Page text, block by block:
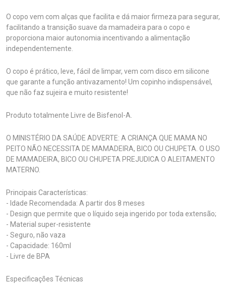
O copo vem com alças que facilita e dá maior firmeza para segurar,
facilitando a transição suave da mamadeira para o copo e
proporciona maior autonomia incentivando a alimentação
independentemente.
O copo é prático, leve, fácil de limpar, vem com disco em silicone
que garante a função antivazamento! Um copinho indispensável,
que não faz sujeira e muito resistente!
Produto totalmente Livre de Bisfenol-A.
O MINISTÉRIO DA SAÚDE ADVERTE: A CRIANÇA QUE MAMA NO
PEITO NÃO NECESSITA DE MAMADEIRA, BICO OU CHUPETA. O USO
DE MAMADEIRA, BICO OU CHUPETA PREJUDICA O ALEITAMENTO
MATERNO.
Principais Características:
- Idade Recomendada: A partir dos 8 meses
- Design que permite que o líquido seja ingerido por toda extensão;
- Material super-resistente
- Seguro, não vaza
- Capacidade: 160ml
- Livre de BPA
Especificações Técnicas